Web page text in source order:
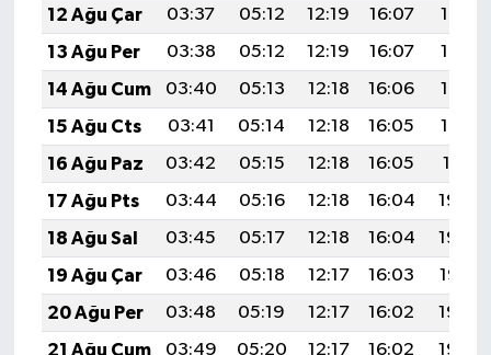
12 Ağu Çar
03:37 05:12 12:19 16:07
19:16
13 Ağu Per
03:38 05:12 12:19 16:07
19:15
14 Ağu Cum
03:40 05:13 12:18 16:06
19:13
15 Ağu Cts
03:41 05:14 12:18 16:05
19:12
16 Ağu Paz
03:42 05:15 12:18 16:05
19:11
17 Ağu Pts
03:44 05:16 12:18 16:04
19:09
18 Ağu Sal
03:45 05:17 12:18 16:04
19:08
19 Ağu Çar
03:46 05:18 12:17 16:03
19:07
20 Ağu Per
03:48 05:19 12:17 16:02
19:05
21 Ağu Cum
03:49 05:20 12:17 16:02
19:04